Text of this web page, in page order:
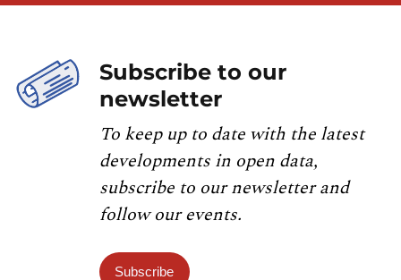
Subscribe to our
newsletter
To keep up to date with the latest
developments in open data,
subscribe to our newsletter and
follow our events.
Subscribe